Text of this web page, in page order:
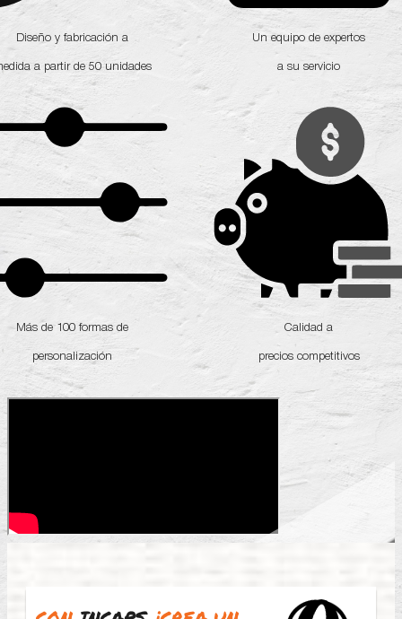
Diseño y fabricación a
a partir de 50 unidades
Un equipo de expertos
a su servicio
Más de 100 formas de
personalización
Calidad a
precios competitivos